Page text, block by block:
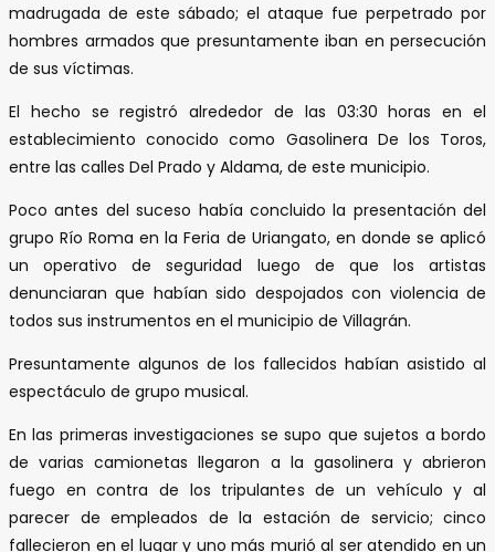
madrugada de este sábado; el ataque fue perpetrado por
hombres armados que presuntamente iban en persecución
de sus víctimas.
El hecho se registró alrededor de las 03:30 horas en el
establecimiento conocido como Gasolinera De los Toros,
entre las calles Del Prado y Aldama, de este municipio.
Poco antes del suceso había concluido la presentación del
grupo Río Roma en la Feria de Uriangato, en donde se aplicó
un operativo de seguridad luego de que los artistas
denunciaran que habían sido despojados con violencia de
todos sus instrumentos en el municipio de Villagrán.
Presuntamente algunos de los fallecidos habían asistido al
espectáculo de grupo musical.
En las primeras investigaciones se supo que sujetos a bordo
de varias camionetas llegaron a la gasolinera y abrieron
fuego en contra de los tripulantes de un vehículo y al
parecer de empleados de la estación de servicio; cinco
fallecieron en el lugar y uno más murió al ser atendido en un